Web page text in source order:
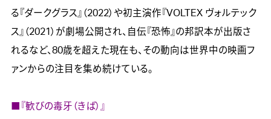
る『ダークグラス』（2022）や初主演作『VOLTEX ヴォルテック
ス』（2021）が劇場公開され、自伝『恐怖』の邦訳本が出版さ
れるなど、80歳を超えた現在も、その動向は世界中の映画フ
ァンからの注目を集め続けている。
■『歓びの毒牙（きば）』